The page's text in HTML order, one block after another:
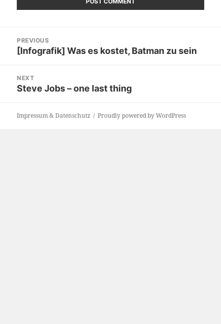
navigation
PREVIOUS
Previous
[Infografik] Was es kostet, Batman zu sein
NEXT
Next
Steve Jobs – one last thing
Impressum & Datenschutz Proudly powered by WordPress